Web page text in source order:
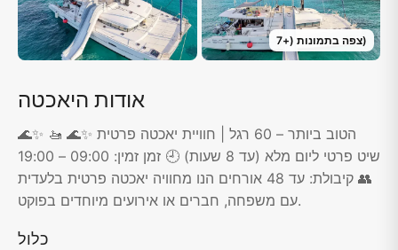
צפה בתמונות (+
7 )
אודות היאכטה
🌊✨ הטוב ביותר – 60 רגל | חוויית יאכטה פרטית ✨🌊 🚤
שיט פרטי ליום מלא (עד 8 שעות) 🕘 זמן זמין: 09:00 – 19:00
👥 קיבולת: עד 48 אורחים הנו מחוויה יאכטה פרטית בלעדית
עם משפחה, חברים או אירועים מיוחדים בפוקט.
כלול